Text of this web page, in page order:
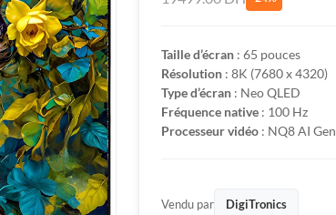
Taille d’écran : 65 pouces
Résolution : 8K (7680 x 4320)
Type d’écran : Neo QLED
Fréquence native : 100 Hz
Processeur vidéo : NQ8 AI
Vendu par DigiTronics